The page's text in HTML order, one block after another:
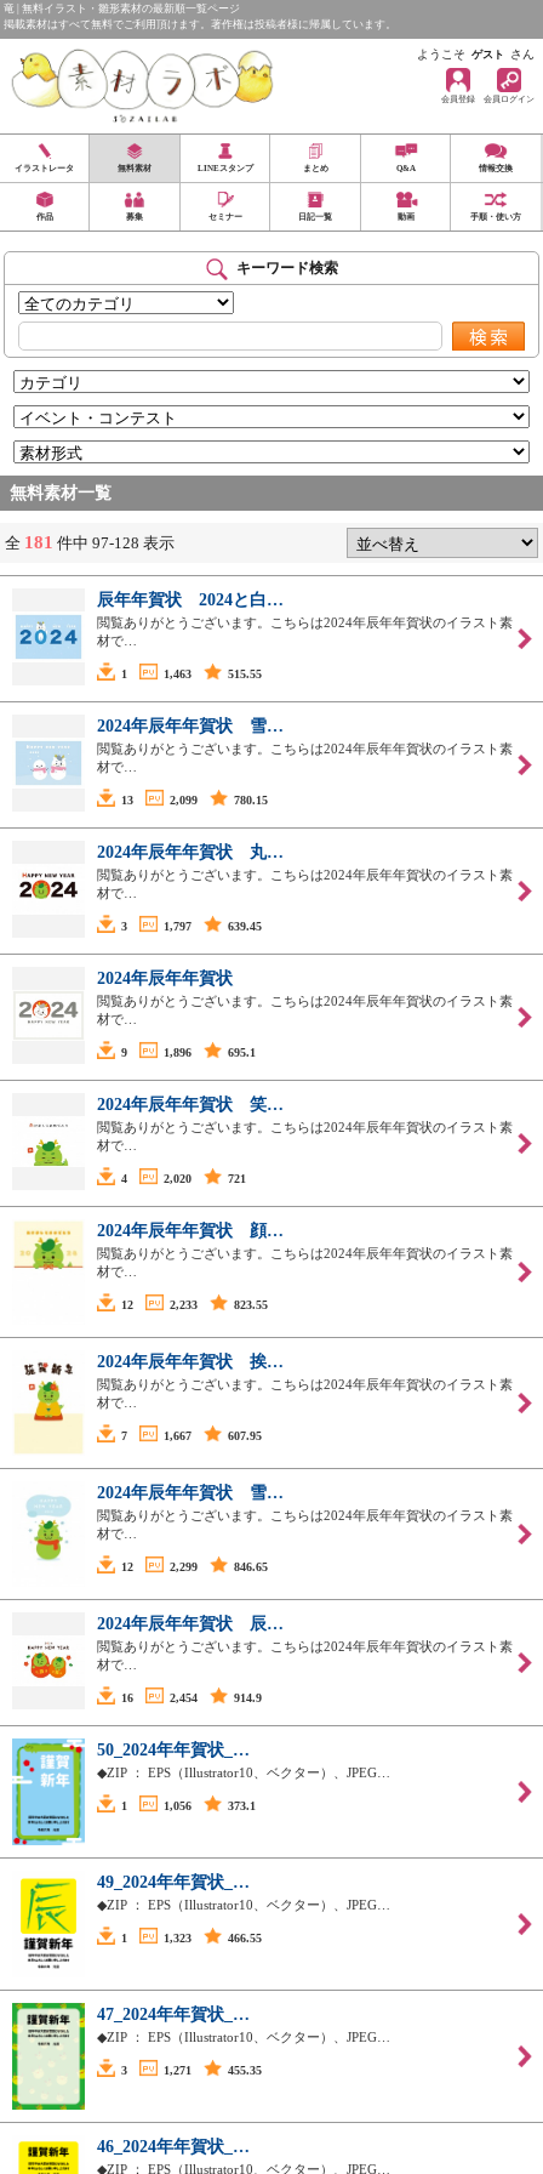
竜 | 無料イラスト・雛形素材の最新順一覧ページ
掲載素材はすべて無料でご利用頂けます。著作権は投稿者様に帰属しています。
ようこそ ゲスト さん
会員登録 会員ログイン
イラストレータ 無料素材 LINEスタンプ まとめ Q&A 情報交換
作品 募集 セミナー 日記一覧 動画 手順・使い方
キーワード検索
無料素材一覧
全 181 件中 97-128 表示
辰年年賀状 2024と白…
閲覧ありがとうございます。こちらは2024年辰年年賀状のイラスト素
材で…
1 1,463 515.55
2024年辰年年賀状 雪…
閲覧ありがとうございます。こちらは2024年辰年年賀状のイラスト素
材で…
13 2,099 780.15
2024年辰年年賀状 丸…
閲覧ありがとうございます。こちらは2024年辰年年賀状のイラスト素
材で…
3 1,797 639.45
2024年辰年年賀状
閲覧ありがとうございます。こちらは2024年辰年年賀状のイラスト素
材で…
9 1,896 695.1
2024年辰年年賀状 笑…
閲覧ありがとうございます。こちらは2024年辰年年賀状のイラスト素
材で…
4 2,020 721
2024年辰年年賀状 顔…
閲覧ありがとうございます。こちらは2024年辰年年賀状のイラスト素
材で…
12 2,233 823.55
2024年辰年年賀状 挨…
閲覧ありがとうございます。こちらは2024年辰年年賀状のイラスト素
材で…
7 1,667 607.95
2024年辰年年賀状 雪…
閲覧ありがとうございます。こちらは2024年辰年年賀状のイラスト素
材で…
12 2,299 846.65
2024年辰年年賀状 辰…
閲覧ありがとうございます。こちらは2024年辰年年賀状のイラスト素
材で…
16 2,454 914.9
50_2024年年賀状_…
◆ZIP ： EPS（Illustrator10、ベクター）、JPEG…
1 1,056 373.1
49_2024年年賀状_…
◆ZIP ： EPS（Illustrator10、ベクター）、JPEG…
1 1,323 466.55
47_2024年年賀状_…
◆ZIP ： EPS（Illustrator10、ベクター）、JPEG…
3 1,271 455.35
46_2024年年賀状_…
◆ZIP ： EPS（Illustrator10、ベクター）、JPEG…